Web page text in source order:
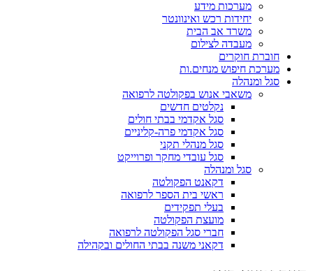
מערכות מידע
יחידות רכש ואינוונטר
משרד אב הבית
מעבדה לצילום
חוברת חוקרים
מערכת חיפוש מנחים.ות
סגל ומנהלה
משאבי אנוש בפקולטה לרפואה
נקלטים חדשים
סגל אקדמי בבתי חולים
סגל אקדמי פרה-קליניים
סגל מנהלי תקני
סגל עובדי מחקר ופרוייקט
סגל ומנהלה
דקאנט הפקולטה
ראשי בית הספר לרפואה
בעלי תפקידים
מועצת הפקולטה
חברי סגל הפקולטה לרפואה
דקאני משנה בבתי החולים ובקהילה